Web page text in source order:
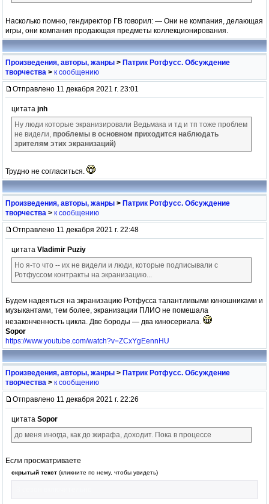
Насколько помню, гендиректор ГВ говорил: — Они не компания, делающая
игры, они компания продающая предметы коллекционирования.
Произведения, авторы, жанры > Патрик Ротфусс. Обсуждение
творчества > к сообщению
Отправлено 11 декабря 2021 г. 23:01
цитата jnh
Ну люди которые экранизировали Ведьмака и тд и тп тоже проблем
не видели, проблемы в основном приходится наблюдать
зрителям этих экранизаций)
Трудно не согласиться.
Произведения, авторы, жанры > Патрик Ротфусс. Обсуждение
творчества > к сообщению
Отправлено 11 декабря 2021 г. 22:48
цитата Vladimir Puziy
Но я-то что -- их не видели и люди, которые подписывали с
Ротфуссом контракты на экранизацию...
Будем надеяться на экранизацию Ротфусса талантливыми киношниками и
музыкантами, тем более, экранизации ПЛИО не помешала
незаконченность цикла. Две бороды — два киносериала.
Sopor
https://www.youtube.com/watch?v=ZCxYgEennHU
Произведения, авторы, жанры > Патрик Ротфусс. Обсуждение
творчества > к сообщению
Отправлено 11 декабря 2021 г. 22:26
цитата Sopor
до меня иногда, как до жирафа, доходит. Пока в процессе
Если просматриваете
скрытый текст (кликните по нему, чтобы увидеть)